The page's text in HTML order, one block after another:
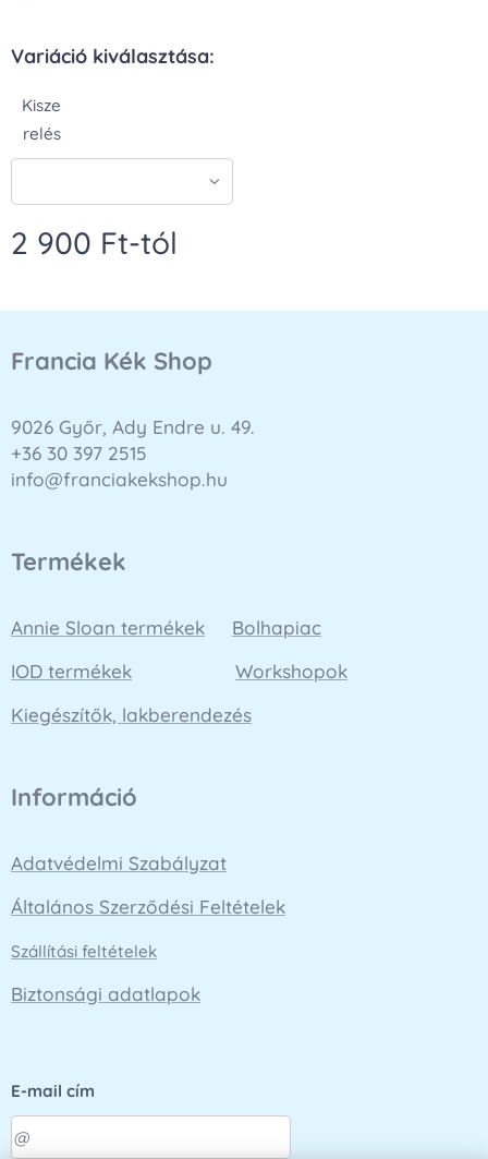
Variáció kiválasztása:
Kisze
relés
2 900 Ft-tól
Francia Kék Shop
9026 Győr, Ady Endre u. 49.
+36 30 397 2515
info@franciakekshop.hu
Termékek
Annie Sloan termékek
Bolhapiac
IOD termékek
Workshopok
Kiegészítők, lakberendezés
Információ
Adatvédelmi Szabályzat
Általános Szerződési Feltételek
Szállítási feltételek
Biztonsági adatlapok
E-mail cím